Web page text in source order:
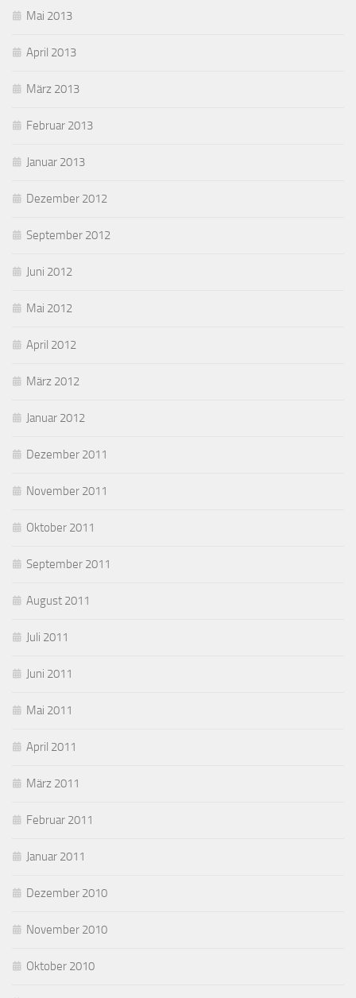
Mai 2013
April 2013
März 2013
Februar 2013
Januar 2013
Dezember 2012
September 2012
Juni 2012
Mai 2012
April 2012
März 2012
Januar 2012
Dezember 2011
November 2011
Oktober 2011
September 2011
August 2011
Juli 2011
Juni 2011
Mai 2011
April 2011
März 2011
Februar 2011
Januar 2011
Dezember 2010
November 2010
Oktober 2010